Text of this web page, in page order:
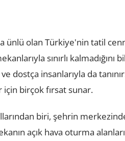
ünlü olan Türkiye'nin tatil
sınırlı kalmadığını
dostça insanlarıyla da
birçok fırsat sunar.
biri, şehrin
açık hava oturma